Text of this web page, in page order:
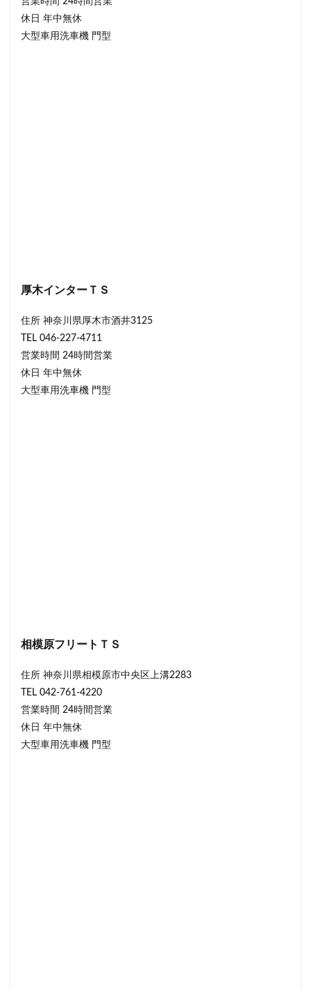
休日 年中無休
大型車用洗車機 門型
厚木インターＴＳ
住所 神奈川県厚木市酒井3125
TEL 046-227-4711
営業時間 24時間営業
休日 年中無休
大型車用洗車機 門型
相模原フリートＴＳ
住所 神奈川県相模原市中央区上溝2283
TEL 042-761-4220
営業時間 24時間営業
休日 年中無休
大型車用洗車機 門型